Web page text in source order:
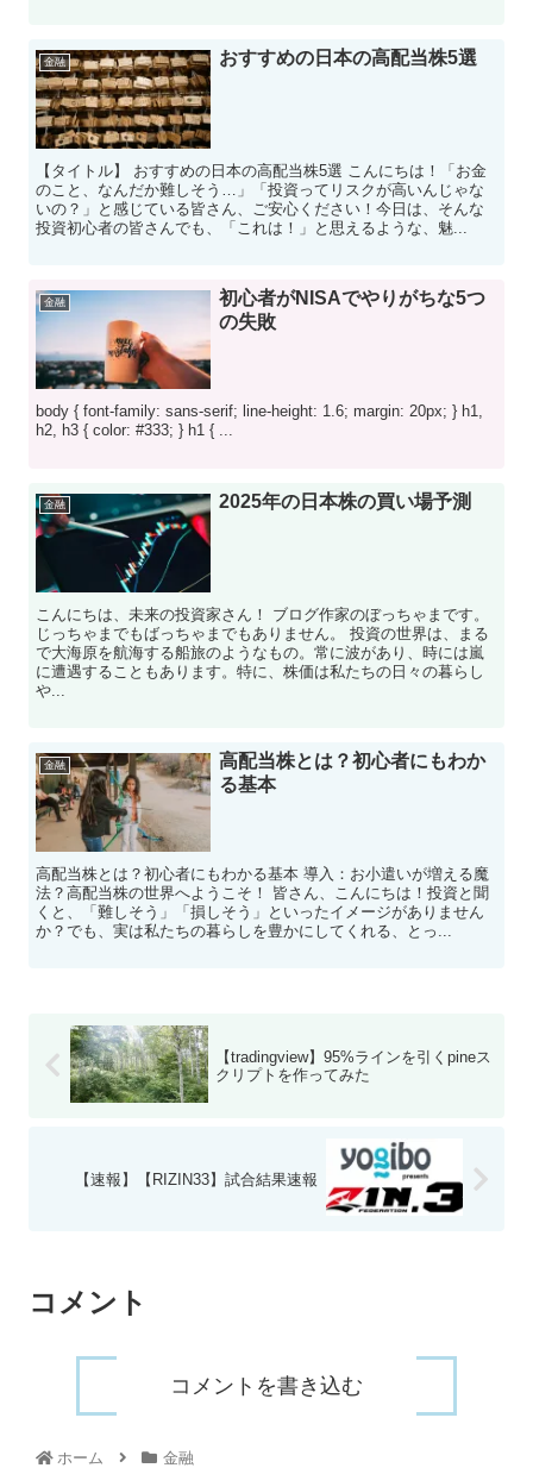
金融 おすすめの日本の高配当株5選
【タイトル】 おすすめの日本の高配当株5選 こんにちは！「お金
のこと、なんだか難しそう…」「投資ってリスクが高いんじゃな
いの？」と感じている皆さん、ご安心ください！今日は、そんな
投資初心者の皆さんでも、「これは！」と思えるような、魅...
金融
初心者がNISAでやりがちな5つ
の失敗
body { font-family: sans-serif; line-height: 1.6; margin: 20px; } h1,
h2, h3 { color: #333; } h1 { ...
金融 2025年の日本株の買い場予測
こんにちは、未来の投資家さん！ ブログ作家のぼっちゃまです。
じっちゃまでもばっちゃまでもありません。 投資の世界は、まる
で大海原を航海する船旅のようなもの。常に波があり、時には嵐
に遭遇することもあります。特に、株価は私たちの日々の暮らし
や...
金融
高配当株とは？初心者にもわか
る基本
高配当株とは？初心者にもわかる基本 導入：お小遣いが増える魔
法？高配当株の世界へようこそ！ 皆さん、こんにちは！投資と聞
くと、「難しそう」「損しそう」といったイメージがありません
か？でも、実は私たちの暮らしを豊かにしてくれる、とっ...
【tradingview】95%ラインを引くpineス
クリプトを作ってみた
【速報】【RIZIN33】試合結果速報
コメント
コメントを書き込む
ホーム 金融